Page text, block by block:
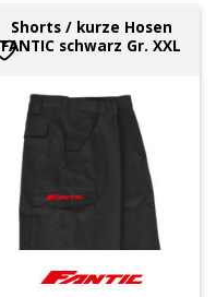
Shorts / kurze Hosen
FANTIC schwarz Gr. XXL